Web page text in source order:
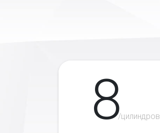
8/цилиндров